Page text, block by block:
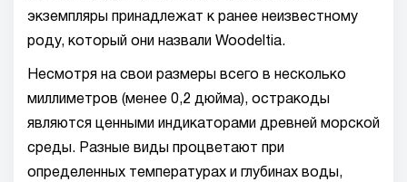
экземпляры принадлежат к ранее неизвестному
роду, который они назвали Woodeltia.
Несмотря на свои размеры всего в несколько
миллиметров (менее 0,2 дюйма), остракоды
являются ценными индикаторами древней морской
среды. Разные виды процветают при
определенных температурах и глубинах воды,